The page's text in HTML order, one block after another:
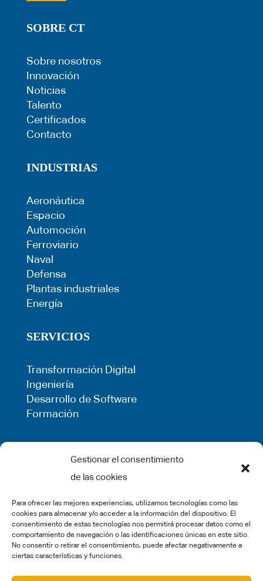
Gestionar el consentimiento
de las cookies
Para ofrecer las mejores experiencias, utilizamos tecnologías como las
cookies para almacenar y/o acceder a la información del dispositivo. El
consentimiento de estas tecnologías nos permitirá procesar datos como el
comportamiento de navegación o las identificaciones únicas en este sitio.
No consentir o retirar el consentimiento, puede afectar negativamente a
ciertas características y funciones.
SOBRE CT
Sobre nosotros
Innovación
Noticias
Talento
Certificados
Contacto
INDUSTRIAS
Aeronáutica
Espacio
Automoción
Ferroviario
Naval
Defensa
Plantas industriales
Energía
SERVICIOS
Transformación Digital
Ingeniería
Desarrollo de Software
Formación
Política de Privacidad
Política de cookies
Aviso Legal
Denuncias